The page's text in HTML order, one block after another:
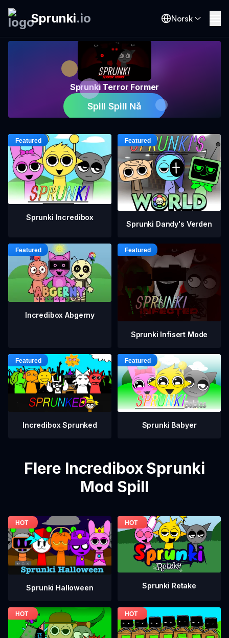
Sprunki.io Norsk
Sprunki Terror Former
Spill Spill Nå
Sprunki Incredibox
Sprunki Dandy's Verden
Incredibox Abgerny
Sprunki Infisert Mode
Incredibox Sprunked Sprunki Babyer
Flere Incredibox Sprunki
Mod Spill
Sprunki Halloween Sprunki Retake